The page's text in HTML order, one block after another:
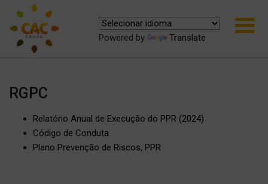
Powered by Translate
RGPC
Relatório Anual de Execução do PPR (2024)
Código de Conduta
Plano Prevenção de Riscos, PPR